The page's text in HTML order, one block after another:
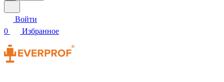
Войти
0
Избранное